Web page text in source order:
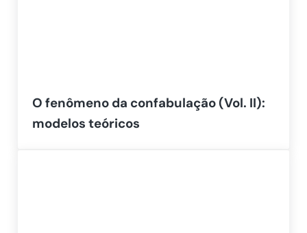
O fenômeno da confabulação (Vol. II):
modelos teóricos